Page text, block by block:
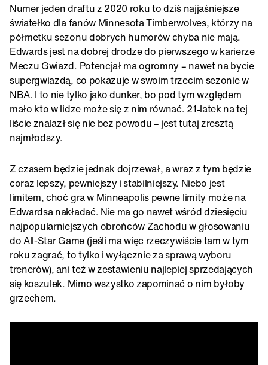
Numer jeden draftu z 2020 roku to dziś najjaśniejsze
światełko dla fanów Minnesota Timberwolves, którzy na
półmetku sezonu dobrych humorów chyba nie mają.
Edwards jest na dobrej drodze do pierwszego w karierze
Meczu Gwiazd. Potencjał ma ogromny – nawet na bycie
supergwiazdą, co pokazuje w swoim trzecim sezonie w
NBA. I to nie tylko jako dunker, bo pod tym względem
mało kto w lidze może się z nim równać. 21-latek na tej
liście znalazł się nie bez powodu – jest tutaj zresztą
najmłodszy.
Z czasem będzie jednak dojrzewał, a wraz z tym będzie
coraz lepszy, pewniejszy i stabilniejszy. Niebo jest
limitem, choć gra w Minneapolis pewne limity może na
Edwardsa nakładać. Nie ma go nawet wśród dziesięciu
najpopularniejszych obrońców Zachodu w głosowaniu
do All-Star Game (jeśli ma więc rzeczywiście tam w tym
roku zagrać, to tylko i wyłącznie za sprawą wyboru
trenerów), ani też w zestawieniu najlepiej sprzedających
się koszulek. Mimo wszystko zapominać o nim byłoby
grzechem.